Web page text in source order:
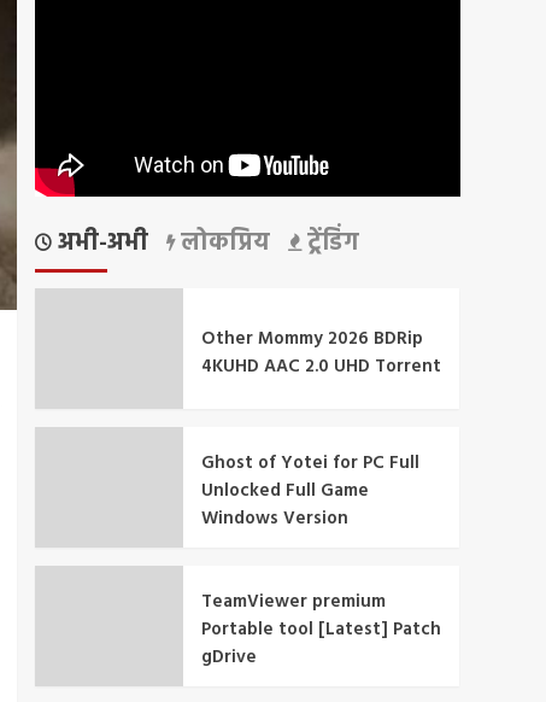
अभी-अभी लोकप्रिय ट्रेंडिंग
Other Mommy 2026 BDRip
4KUHD AAC 2.0 UHD Torrent
Ghost of Yotei for PC Full
Unlocked Full Game
Windows Version
TeamViewer premium
Portable tool [Latest] Patch
gDrive